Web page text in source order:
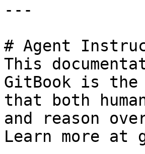
---
# Agent
This
GitBook is the
that both
and reason
Learn more at